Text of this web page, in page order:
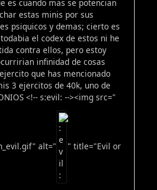
es cuando mas se potencian
estas minis por sus
psiquicos y demas; cierto es
el codex de estos ni he
contra ellos, pero estoy
infinidad de cosas
que has mencionado
3 ejercitos de 40k, uno de
<!-- s:evil: --><img src="
alt=" " title="Evil or